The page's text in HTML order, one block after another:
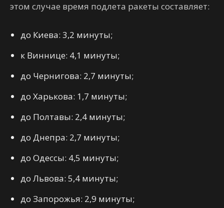
этом случае время подлета ракеты составляет:
до Киева: 3,2 минуты;
к Виннице: 4,1 минуты;
до Чернигова: 2,7 минуты;
до Харькова: 1,7 минуты;
до Полтавы: 2,4 минуты;
до Днепра: 2,7 минуты;
до Одессы: 4,5 минуты;
до Львова: 5,4 минуты;
до Запорожья: 2,9 минуты;